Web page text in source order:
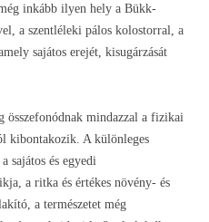
inkább ilyen hely a Bükk-
a szentléleki pálos kolostorral, a
sajátos erejét, kisugárzását
összefonódnak mindazzal a fizikai
kibontakozik. A különleges
sajátos és egyedi
a ritka és értékes növény- és
a természetet még